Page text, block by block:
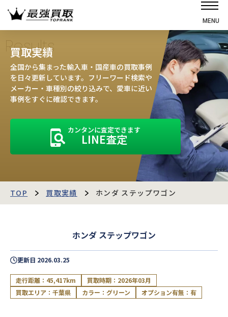
MENU
選ばれる理由
高価買取の仕組み
売却の流れ
お客様の声
運営会社
最強買取マガジン
Results
買取実績
全国から集まった輸入車・国産車の買取事例
を日々更新しています。フリーワード検索や
メーカー・車種別の絞り込みで、愛車に近い
事例をすぐに確認できます。
カンタンに査定できます
LINE査定
TOP 買取実績 ホンダ ステップワゴン
ホンダ ステップワゴン
更新日 2026.03.25
走行距離：45,417km
買取時期：2026年03月
買取エリア：千葉県
カラー：グリーン オプション有無：有